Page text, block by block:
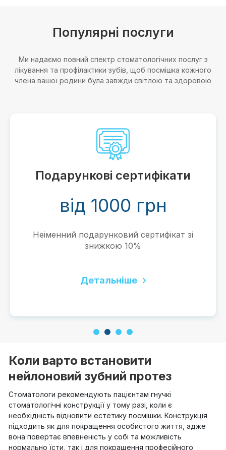
Популярні послуги
Ми надаємо повний спектр стоматологічних послуг з
лікування та профілактики зубів, щоб посмішка кожного
члена вашої родини була завжди світлою та здоровою
сертифікат зі
від 12
Повноцінна
Коли варто встановити
нейлоновий зубний протез
Стоматологи рекомендують пацієнтам гнучкі
стоматологічні конструкції у тому разі, коли є
необхідність відновити естетику посмішки. Конструкція
підходить як для покращення особистого життя, адже
вона повертає впевненість у собі та можливість
нормально їсти, так і для покращення професійного